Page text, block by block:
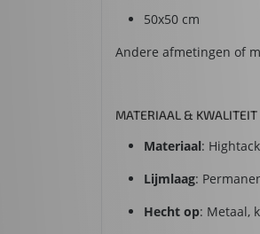
50x50 cm
Andere afmetingen of
MATERIAAL & KWALITEIT
Materiaal:
Lijmlaag:
Hecht op: Metaal,